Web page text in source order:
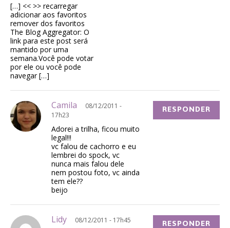
[…] << >> recarregar
adicionar aos favoritos
remover dos favoritos
The Blog Aggregator: O
link para este post será
mantido por uma
semana.Você pode votar
por ele ou você pode
navegar […]
Camila
08/12/2011 -
17h23
Adorei a trilha, ficou muito
legal!!!
vc falou de cachorro e eu
lembrei do spock, vc
nunca mais falou dele
nem postou foto, vc ainda
tem ele??
beijo
RESPONDER
Lidy 08/12/2011 - 17h45 RESPONDER